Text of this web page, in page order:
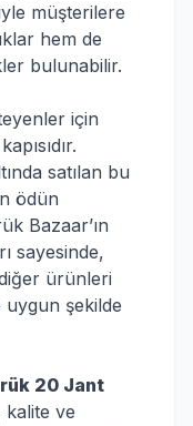
müşterilere
hem de
bulunabilir.
için
satılan bu
ödün
Bazaar’ın
sayesinde,
ürünleri
şekilde
20 Jant
kalite ve